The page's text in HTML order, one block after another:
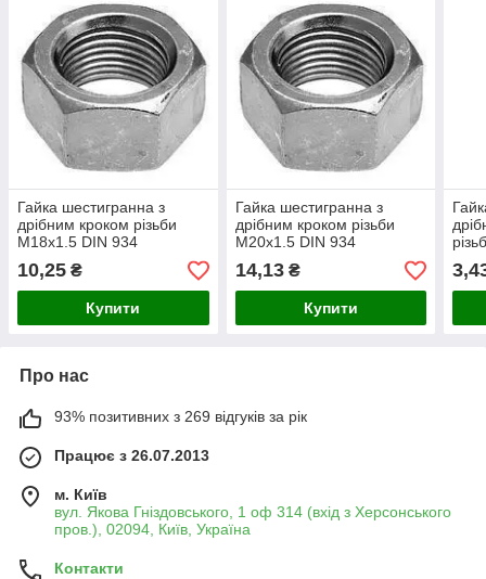
Гайка шестигранна з
дрібним кроком різьби
М18х1.5 DIN 934
оцинкована кл. міц. 8 (10
шт/уп)
10,25 ₴
Купити
Гайка шестигранна з
дрібним кроком різьби
М20х1.5 DIN 934
оцинкована кл. міц. 8
14,13₴
Купити
934
(10
Про нас
93% позитивних з 269 відгуків за рік
Працює з 26.07.2013
м. Київ
вул. Якова Гніздовського, 1 оф 314 (вхід з Херсонського
пров.), 02094, Київ, Україна
Контакти